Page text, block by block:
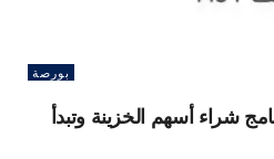
بورصة
شراء أسهم الخزينة وتبدأ